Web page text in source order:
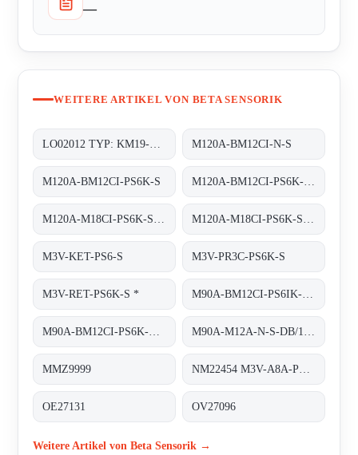
—
WEITERE ARTIKEL VON BETA SENSORIK
M120A-BM12CI-N-S
M120A-BM12CI-PS6K-S
M3V-KET-PS6-S M3V-PR3C-PS6K-S
M3V-RET-PS6K-S *
MMZ9999
OE27131 OV27096
Weitere Artikel von Beta Sensorik →